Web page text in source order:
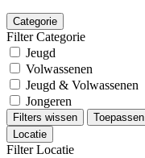
Categorie
Filter Categorie
Jeugd
Volwassenen
Jeugd & Volwassenen
Jongeren
Filters wissen
Toepassen
Locatie
Filter Locatie